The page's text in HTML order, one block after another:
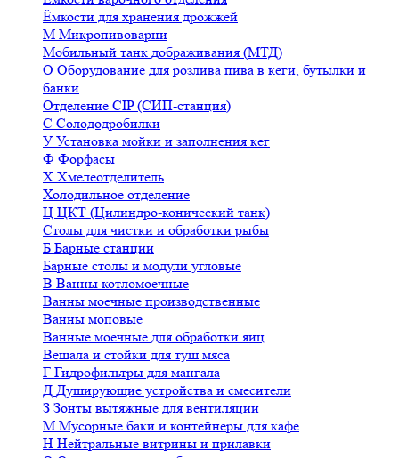
Ёмкости для хранения дрожжей
М Микропивоварни
Мобильный танк дображивания (МТД)
О Оборудование для розлива пива в кеги, бутылки и
банки
Отделение CIP (СИП-станция)
С Солододробилки
У Установка мойки и заполнения кег
Ф Форфасы
Х Хмелеотделитель
Холодильное отделение
Ц ЦКТ (Цилиндро-конический танк)
Столы для чистки и обработки рыбы
Б Барные станции
Барные столы и модули угловые
В Ванны котломоечные
Ванны моечные производственные
Ванны моповые
Ванные моечные для обработки яиц
Вешала и стойки для туш мяса
Г Гидрофильтры для мангала
Д Душирующие устройства и смесители
З Зонты вытяжные для вентиляции
М Мусорные баки и контейнеры для кафе
Н Нейтральные витрины и прилавки